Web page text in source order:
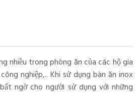
nhiều trong phòng ăn của các hộ gia
nghiệp,.. Khi sử dụng bàn ăn inox
ngờ cho người sử dụng với những